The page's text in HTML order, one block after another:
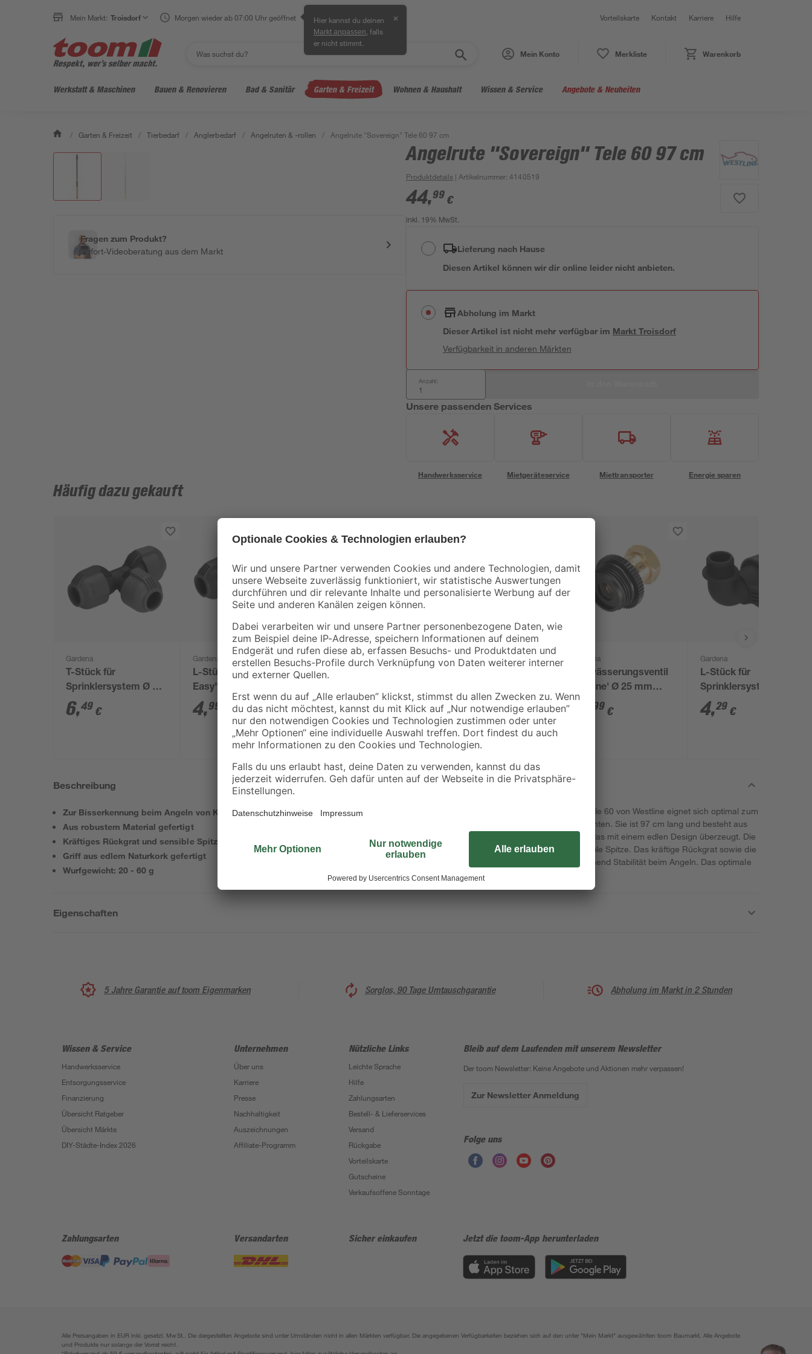
Mein Markt: Troisdorf Morgen wieder ab 07:00 Uhr geöffnet Hier kannst du deinen
Markt anpassen , falls
er nicht stimmt.
✕ Vorteilskarte Kontakt Karriere Hilfe
Mein Konto Merkliste Warenkorb
Werkstatt & Maschinen Bauen & Renovieren Bad & Sanitär Garten & Freizeit Wohnen & Haushalt Wissen & Service Angebote & Neuheiten
/ Garten & Freizeit / Tierbedarf / Anglerbedarf / Angelruten & -rollen / Angelrute "Sovereign" Tele 60 97 cm
Fragen zum Produkt?
Sofort-Videoberatung aus dem Markt
Angelrute "Sovereign" Tele 60 97 cm
Produktdetails | Artikelnummer:4140519
44,99 €
inkl. 19% MwSt.
Lieferung nach Hause
Diesen Artikel können wir dir online leider nicht anbieten.
Abholung im Markt
Dieser Artikel ist nicht mehr verfügbar im Markt Troisdorf
Verfügbarkeit in anderen Märkten
Anzahl:
Unsere passenden Services
Handwerksservice Mietgeräteservice Miettransporter Energie sparen
Häufig dazu gekauft
Gardena
T-Stück für
Sprinklersystem Ø 25
mm
6,49 €
Gardena
L-Stück "Quick &
Easy" Ø 25 mm
4,99
Gardena
Sprinklersystem-
19,05 mm (3/4")
4, 49 €
Gardena
mm x 19 mm (3/4") IG
5,99€
Gardena
Entwässerungsventil
'Pipline' Ø 25 mm
(3/4"), für
Sprinklersysteme
99 €
Gardena
L-Stück für
Sprinklersystem Ø 25
mm x 19 mm (3/4")
4,29 €
Beschreibung
Zur Bisserkennung beim Angeln von Karpfen, Hechten etc.
Aus robustem Material gefertigt
Kräftiges Rückgrat und sensible Spitze
Griff aus edlem Naturkork gefertigt
Wurfgewicht: 20 - 60 g
Die hochwertig verarbeitete Rute "Sovereign" Tele 60 von Westline eignet sich optimal zum
Fischen von leichteren Aalen, Karpfen oder Hechten. Sie ist 97 cm lang und besteht aus
überaus robustem sowie langlebigem Material, das mit einem edlen Design überzeugt. Die
Rute verfügt zur Bisserkennung über eine sensible Spitze. Das kräftige Rückgrat sowie die
robusten Metallapplikationen sorgen für ausreichend Stabilität beim Angeln. Das optimale
Wurfgewicht liegt zwischen 20 und 60 g.
Eigenschaften
5 Jahre Garantie auf toom Eigenmarken Sorglos, 90 Tage Umtauschgarantie Abholung im Markt in 2 Stunden
Wissen & Service
Handwerksservice
Entsorgungsservice
Finanzierung
Übersicht Ratgeber
Übersicht Märkte
DIY-Städte-Index 2026
Unternehmen
Über uns
Karriere
Presse
Nachhaltigkeit
Auszeichnungen
Affiliate-Programm
Nützliche Links
Leichte Sprache
Hilfe
Zahlungsarten
Bestell- & Lieferservices
Versand
Rückgabe
Vorteilskarte
Gutscheine
Verkaufsoffene Sonntage
Bleib auf dem Laufenden mit unserem Newsletter
Der toom Newsletter: Keine Angebote und Aktionen mehr verpassen!
Zur Newsletter Anmeldung
Folge uns
Zahlungsarten Versandarten Sicher einkaufen Jetzt die toom-App herunterladen
Alle Preisangaben in EUR inkl. gesetzl. MwSt.. Die dargestellten Angebote sind unter Umständen nicht in allen Märkten verfügbar. Die angegebenen Verfügbarkeiten beziehen sich auf den unter "Mein Markt" ausgewählten toom Baumarkt. Alle Angebote
und Produkte nur solange der Vorrat reicht.